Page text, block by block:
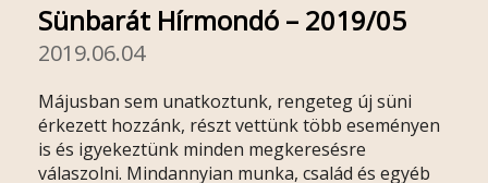
Sünbarát Hírmondó – 2019/05
2019.06.04
Májusban sem unatkoztunk, rengeteg új süni
érkezett hozzánk, részt vettünk több eseményen
is és igyekeztünk minden megkeresésre
válaszolni. Mindannyian munka, család és egyéb